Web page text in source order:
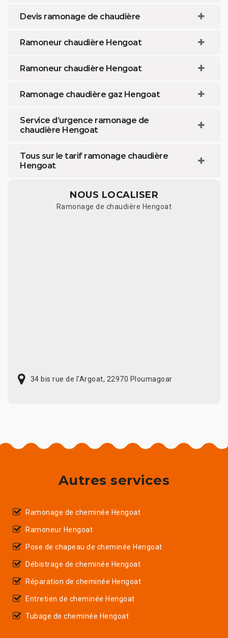
Devis ramonage de chaudière
Ramoneur chaudière Hengoat
Ramoneur chaudière Hengoat
Ramonage chaudière gaz Hengoat
Service d’urgence ramonage de
chaudière Hengoat
Tous sur le tarif ramonage chaudière
Hengoat
NOUS LOCALISER
Ramonage de chaudière Hengoat
34 bis rue de l'Argoat, 22970 Ploumagoar
Autres services
Ramonage de cheminée Hengoat
Ramoneur Hengoat
Pose de chapeau de cheminée Hengoat
Débistrage de cheminée Hengoat
Réparation de cheminée Hengoat
Entretien de cheminée Hengoat
Tubage de cheminée Hengoat